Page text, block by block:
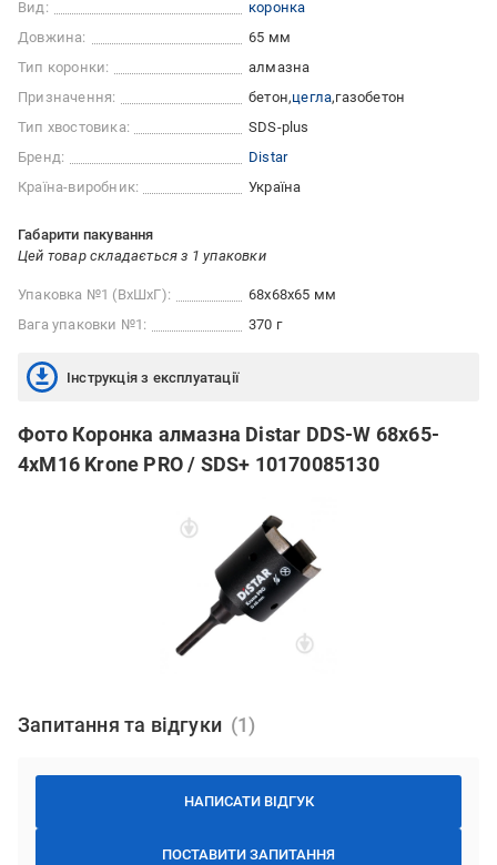
Вид:
коронка
Довжина:
65 мм
Тип коронки:
алмазна
Призначення:
бетон цегла газобетон
Тип хвостовика:
SDS-plus
Бренд:
Distar
Країна-виробник:
Україна
Габарити пакування
Цей товар складається з 1 упаковки
Упаковка №1 (ВхШхГ):
68x68x65 мм
Вага упаковки №1:
370 г
Інструкція з експлуатації
Фото Коронка алмазна Distar DDS-W 68x65-
4xM16 Krone PRO / SDS+ 10170085130
Запитання та відгуки
НАПИСАТИ ВІДГУК
ПОСТАВИТИ ЗАПИТАННЯ